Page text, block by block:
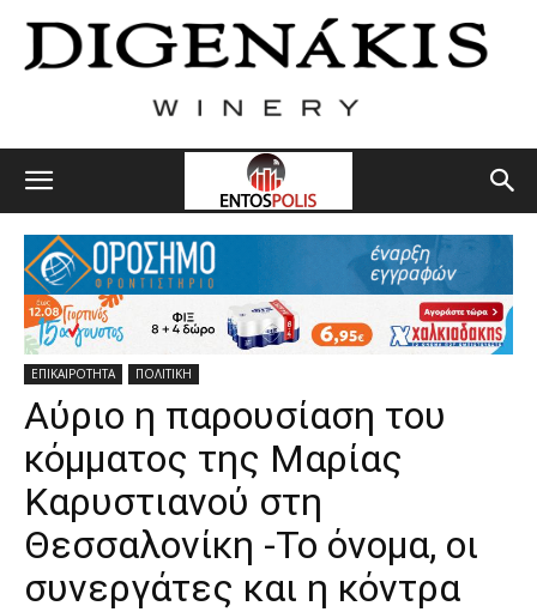
ΕΠΙΚΑΙΡΟΤΗΤΑ ΠΟΛΙΤΙΚΗ
Αύριο η παρουσίαση του
κόμματος της Μαρίας
Καρυστιανού στη
Θεσσαλονίκη -Το όνομα, οι
συνεργάτες και η κόντρα